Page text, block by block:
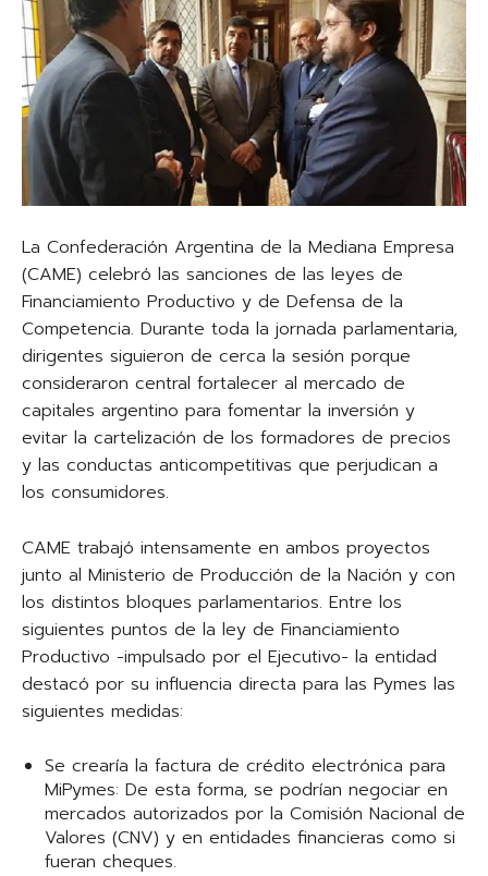
La Confederación Argentina de la Mediana Empresa
(CAME) celebró las sanciones de las leyes de
Financiamiento Productivo y de Defensa de la
Competencia. Durante toda la jornada parlamentaria,
dirigentes siguieron de cerca la sesión porque
consideraron central fortalecer al mercado de
capitales argentino para fomentar la inversión y
evitar la cartelización de los formadores de precios
y las conductas anticompetitivas que perjudican a
los consumidores.
CAME trabajó intensamente en ambos proyectos
junto al Ministerio de Producción de la Nación y con
los distintos bloques parlamentarios. Entre los
siguientes puntos de la ley de Financiamiento
Productivo -impulsado por el Ejecutivo- la entidad
destacó por su influencia directa para las Pymes las
siguientes medidas:
Se crearía la factura de crédito electrónica para
MiPymes: De esta forma, se podrían negociar en
mercados autorizados por la Comisión Nacional de
Valores (CNV) y en entidades financieras como si
fueran cheques.